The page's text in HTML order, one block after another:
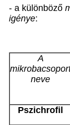
- a különböző
igénye:
A
neve
Pszichrofil